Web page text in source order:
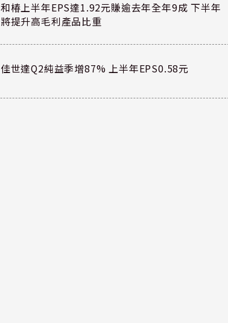
和椿上半年EPS達1.92元賺逾去年全年9成 下半年
將提升高毛利產品比重
佳世達Q2純益季增87% 上半年EPS0.58元